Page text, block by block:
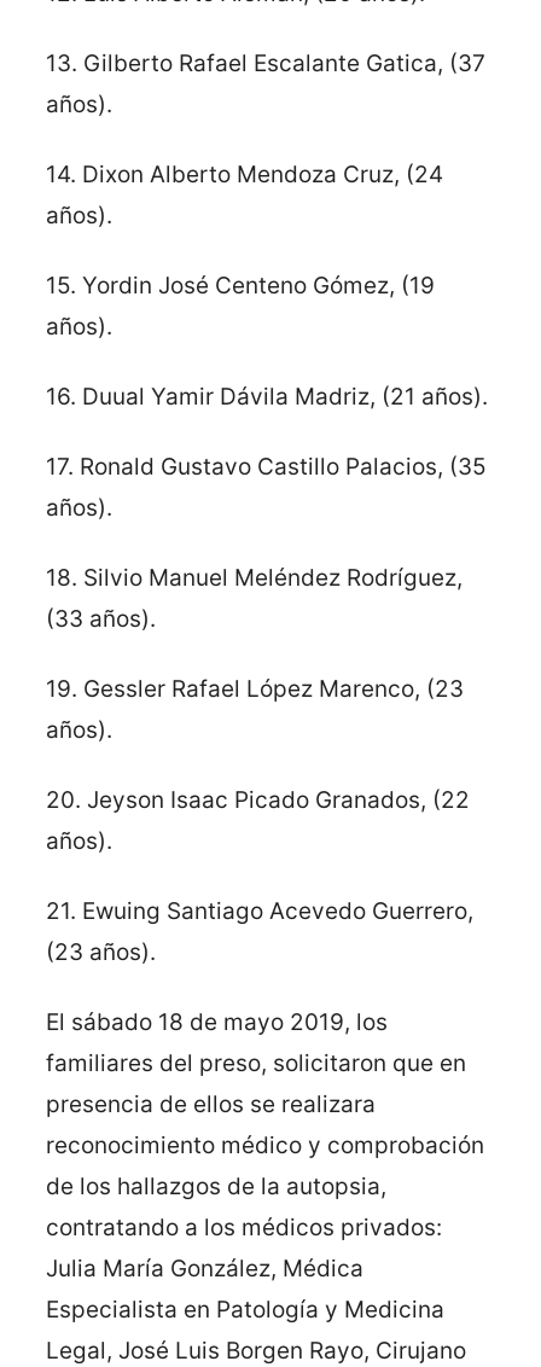
13. Gilberto Rafael Escalante Gatica, (37
años).
14. Dixon Alberto Mendoza Cruz, (24
años).
15. Yordin José Centeno Gómez, (19
años).
16. Duual Yamir Dávila Madriz, (21 años).
17. Ronald Gustavo Castillo Palacios, (35
años).
18. Silvio Manuel Meléndez Rodríguez,
(33 años).
19. Gessler Rafael López Marenco, (23
años).
20. Jeyson Isaac Picado Granados, (22
años).
21. Ewuing Santiago Acevedo Guerrero,
(23 años).
El sábado 18 de mayo 2019, los
familiares del preso, solicitaron que en
presencia de ellos se realizara
reconocimiento médico y comprobación
de los hallazgos de la autopsia,
contratando a los médicos privados:
Julia María González, Médica
Especialista en Patología y Medicina
Legal, José Luis Borgen Rayo, Cirujano